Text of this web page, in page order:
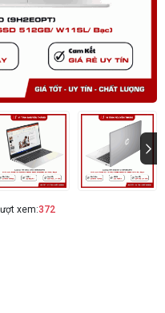
xem:372